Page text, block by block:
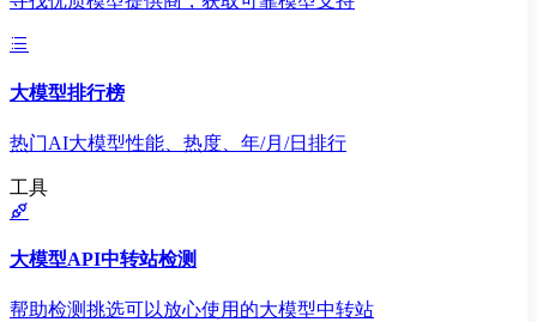
大模型排行榜
热门AI大模型性能、热度、年/月/日排行
工具
大模型API中转站检测
帮助检测挑选可以放心使用的大模型中转站